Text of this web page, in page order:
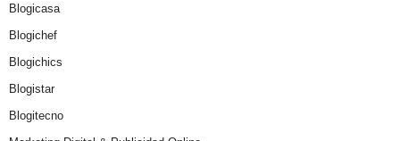
Blogicasa
Blogichef
Blogichics
Blogistar
Blogitecno